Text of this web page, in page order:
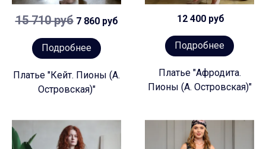
15 710 руб7 860 руб
Подробнее
Платье "Кейт. Пионы (А.
Островская)"
12 400 руб
Подробнее
Платье "Афродита.
Пионы (А. Островская)"